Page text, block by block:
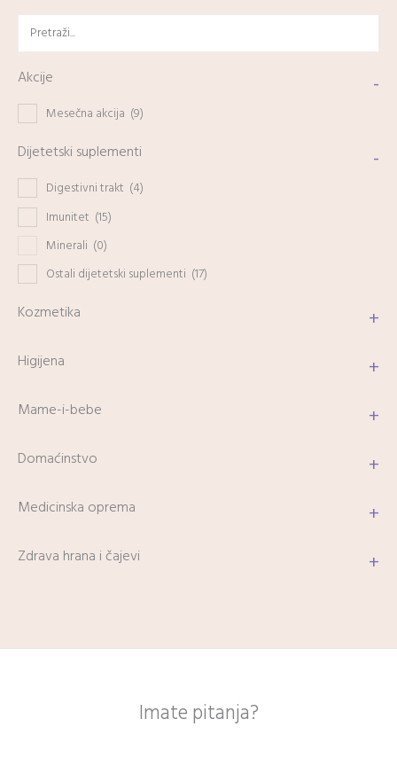
Akcije -
Mesečna akcija (9)
Dijetetski suplementi -
Digestivni trakt (4)
Imunitet (15)
Minerali (0)
Ostali dijetetski suplementi (17)
Kozmetika +
Higijena +
Mame-i-bebe +
Domaćinstvo +
Medicinska oprema +
Zdrava hrana i čajevi +
Imate pitanja?